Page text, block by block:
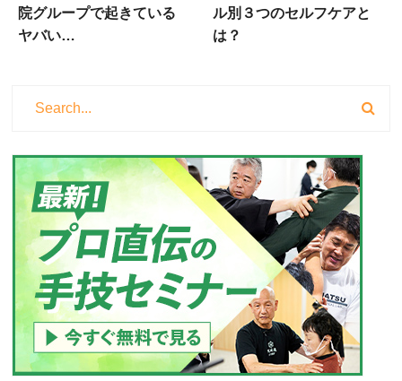
院グループで起きている
ヤバい…
ル別３つのセルフケアと
は？